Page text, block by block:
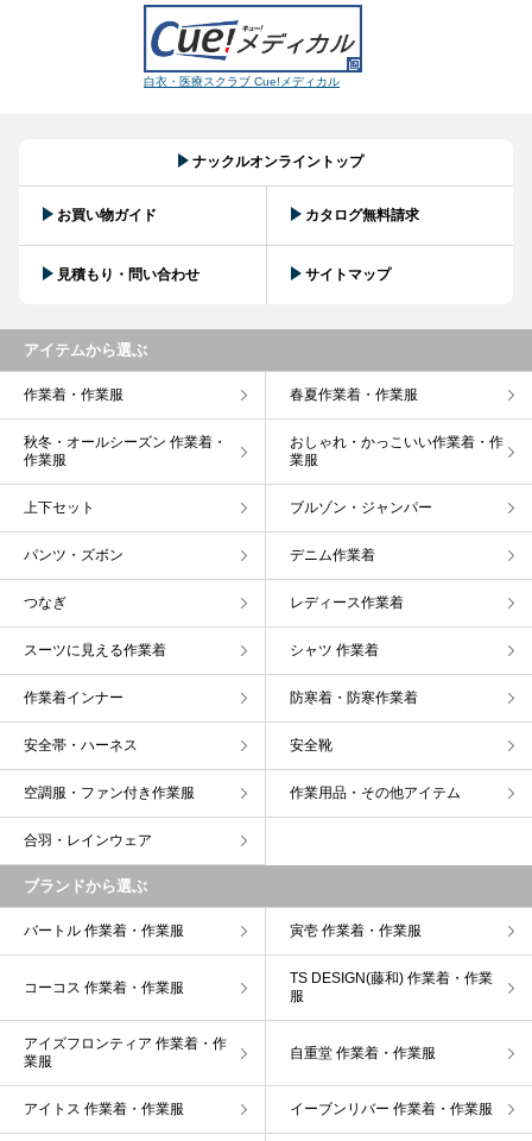
白衣・医療スクラブ Cue!メディカル
ナックルオンライントップ
お買い物ガイド カタログ無料請求
見積もり・問い合わせ サイトマップ
アイテムから選ぶ
作業着・作業服 春夏作業着・作業服
秋冬・オールシーズン 作業着・
作業服
おしゃれ・かっこいい作業着・作
業服
上下セット ブルゾン・ジャンパー
パンツ・ズボン デニム作業着
つなぎ レディース作業着
スーツに見える作業着 シャツ 作業着
作業着インナー 防寒着・防寒作業着
安全帯・ハーネス 安全靴
空調服・ファン付き作業服 作業用品・その他アイテム
合羽・レインウェア
ブランドから選ぶ
バートル 作業着・作業服 寅壱 作業着・作業服
コーコス 作業着・作業服
TS DESIGN(藤和) 作業着・作業
服
アイズフロンティア 作業着・作
業服
自重堂 作業着・作業服
アイトス 作業着・作業服 イーブンリバー 作業着・作業服